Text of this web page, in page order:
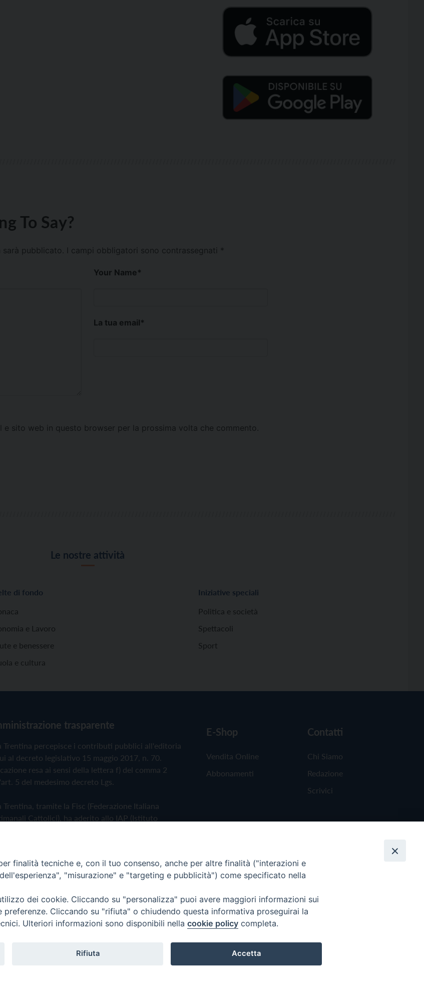
To Say?
sarà pubblicato. I campi obbligatori sono contrassegnati *
Your Name*
La tua email*
e sito web in questo browser per la prossima volta che commento.
Le nostre attività
di fondo
e Lavoro
e benessere
e cultura
Iniziative speciali
Politica e società
Spettacoli
Sport
trasparente
Trentina percepisce i contributi pubblici all'editoria
al decreto legislativo 15 maggio 2017, n. 70.
resa ai sensi della lettera f) del comma 2
5 del medesimo decreto Lgs.
Trentina, tramite la Fisc (Federazione Italiana
Cattolici), ha aderito allo IAP (Istituto
Policy Cookie Policy
E-Shop
Vendita Online
Abbonamenti
Contatti
Chi Siamo
Redazione
Scrivici
Editrice
finalità tecniche e, con il tuo consenso, anche per altre finalità ("interazioni e
"misurazione" e "targeting e pubblicità") come specificato nella
dei cookie. Cliccando su "personalizza" puoi avere maggiori informazioni sui
Cliccando su "rifiuta" o chiudendo questa informativa proseguirai la
Ulteriori informazioni sono disponibili nella cookie policy completa.
Rifiuta Accetta